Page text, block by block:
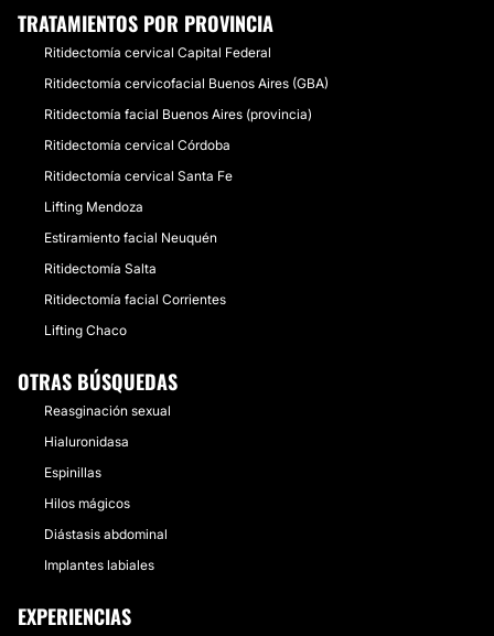
TRATAMIENTOS POR PROVINCIA
Ritidectomía cervical Capital Federal
Ritidectomía cervicofacial Buenos Aires (GBA)
Ritidectomía facial Buenos Aires (provincia)
Ritidectomía cervical Córdoba
Ritidectomía cervical Santa Fe
Lifting Mendoza
Estiramiento facial Neuquén
Ritidectomía Salta
Ritidectomía facial Corrientes
Lifting Chaco
OTRAS BÚSQUEDAS
Reasginación sexual
Hialuronidasa
Espinillas
Hilos mágicos
Diástasis abdominal
Implantes labiales
EXPERIENCIAS